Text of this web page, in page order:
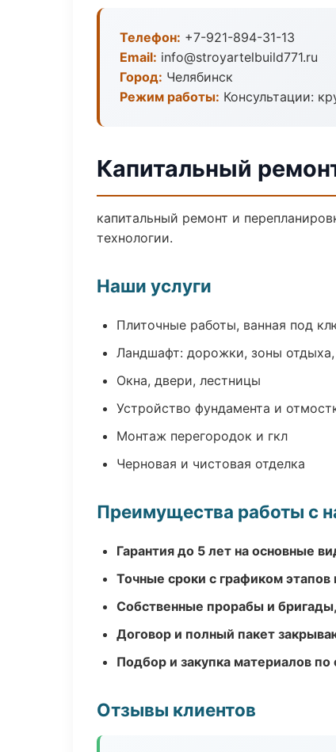
Телефон: +7-921-894-31-13
Email: info@stroyartelbuild771.ru
Город: Челябинск
Режим работы: Консультации:
Капитальный
капитальный ремонт и
технологии.
Наши услуги
Плиточные работы, ванная под
Ландшафт: дорожки, зоны отдыха,
Окна, двери, лестницы
Устройство фундамента и
Монтаж перегородок и гкл
Черновая и чистовая отделка
Преимущества работы с
Гарантия до 5 лет на основные
Точные сроки с графиком
Собственные прорабы и
Договор и полный пакет
Подбор и закупка материалов
Отзывы клиентов